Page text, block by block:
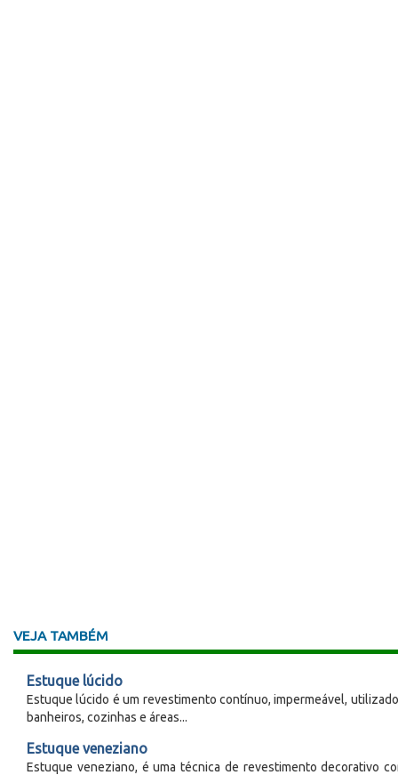
VEJA TAMBÉM
Estuque lúcido
Estuque lúcido é um revestimento contínuo, impermeável,
banheiros, cozinhas e áreas...
Estuque veneziano
Estuque veneziano, é uma técnica de revestimento decorativo